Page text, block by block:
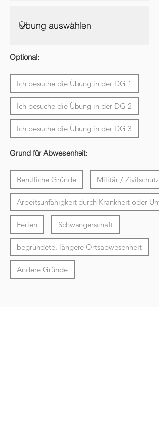
Optional:
Ich besuche die Übung in der DG 1
Ich besuche die Übung in der DG 2
Ich besuche die Übung in der DG 3
Grund für Abwesenheit:
Berufliche Gründe Militär / Zivilschutz
Arbeitsunfähigkeit durch Krankheit oder
Ferien Schwangerschaft
begründete, längere Ortsabwesenheit
Andere Gründe